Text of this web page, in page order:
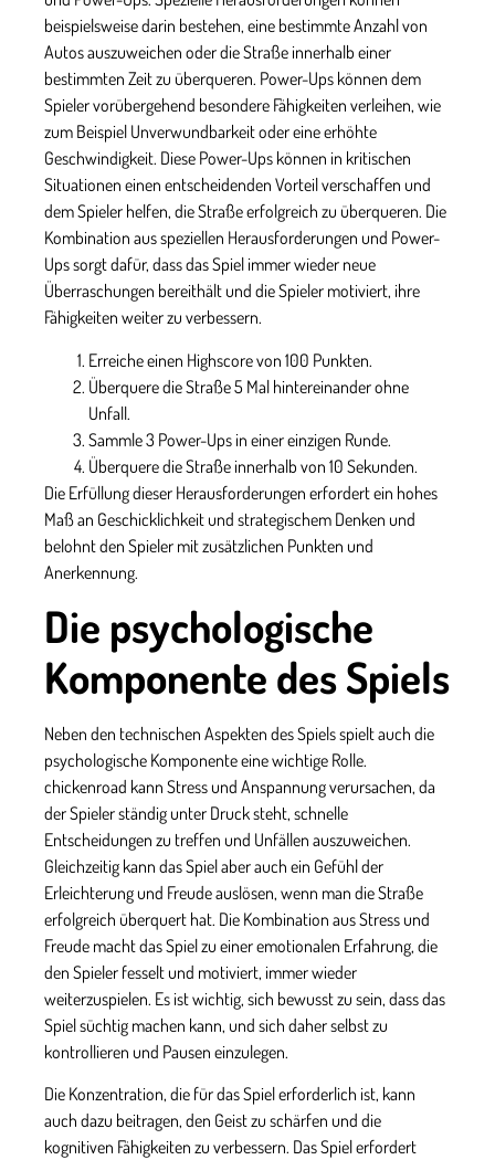
beispielsweise darin bestehen, eine bestimmte Anzahl von
Autos auszuweichen oder die Straße innerhalb einer
bestimmten Zeit zu überqueren. Power-Ups können dem
Spieler vorübergehend besondere Fähigkeiten verleihen, wie
zum Beispiel Unverwundbarkeit oder eine erhöhte
Geschwindigkeit. Diese Power-Ups können in kritischen
Situationen einen entscheidenden Vorteil verschaffen und
dem Spieler helfen, die Straße erfolgreich zu überqueren. Die
Kombination aus speziellen Herausforderungen und Power-
Ups sorgt dafür, dass das Spiel immer wieder neue
Überraschungen bereithält und die Spieler motiviert, ihre
Fähigkeiten weiter zu verbessern.
Erreiche einen Highscore von 100 Punkten.
Überquere die Straße 5 Mal hintereinander ohne
Unfall.
Sammle 3 Power-Ups in einer einzigen Runde.
Überquere die Straße innerhalb von 10 Sekunden.
Die Erfüllung dieser Herausforderungen erfordert ein hohes
Maß an Geschicklichkeit und strategischem Denken und
belohnt den Spieler mit zusätzlichen Punkten und
Anerkennung.
Die psychologische
Komponente des Spiels
Neben den technischen Aspekten des Spiels spielt auch die
psychologische Komponente eine wichtige Rolle.
chickenroad kann Stress und Anspannung verursachen, da
der Spieler ständig unter Druck steht, schnelle
Entscheidungen zu treffen und Unfällen auszuweichen.
Gleichzeitig kann das Spiel aber auch ein Gefühl der
Erleichterung und Freude auslösen, wenn man die Straße
erfolgreich überquert hat. Die Kombination aus Stress und
Freude macht das Spiel zu einer emotionalen Erfahrung, die
den Spieler fesselt und motiviert, immer wieder
weiterzuspielen. Es ist wichtig, sich bewusst zu sein, dass das
Spiel süchtig machen kann, und sich daher selbst zu
kontrollieren und Pausen einzulegen.
Die Konzentration, die für das Spiel erforderlich ist, kann
auch dazu beitragen, den Geist zu schärfen und die
kognitiven Fähigkeiten zu verbessern. Das Spiel erfordert